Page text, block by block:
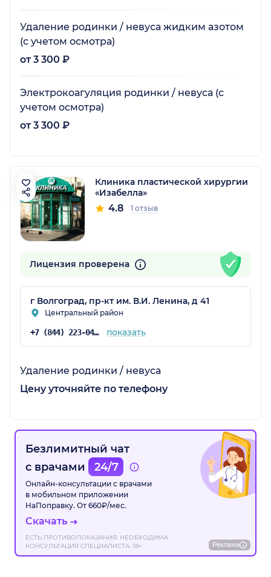
Удаление родинки / невуса жидким азотом
(с учетом осмотра)
от 3 300 ₽
Электрокоагуляция родинки / невуса (с
учетом осмотра)
от 3 300 ₽
Клиника пластической хирургии
«Изабелла»
4.8 1 отзыв
Лицензия проверена
г Волгоград, пр-кт им. В.И. Ленина, д 41
Центральный район
+7 (844) 223-04-60 показать
Удаление родинки / невуса
Цену уточняйте по телефону
Безлимитный чат
с врачами
24/7
Онлайн-консультации с врачами
в мобильном приложении
НаПоправку. От 660₽/мес.
Скачать
ЕСТЬ ПРОТИВОПОКАЗАНИЯ. НЕОБХОДИМА
КОНСУЛЬТАЦИЯ СПЕЦИАЛИСТА. 18+
Реклама